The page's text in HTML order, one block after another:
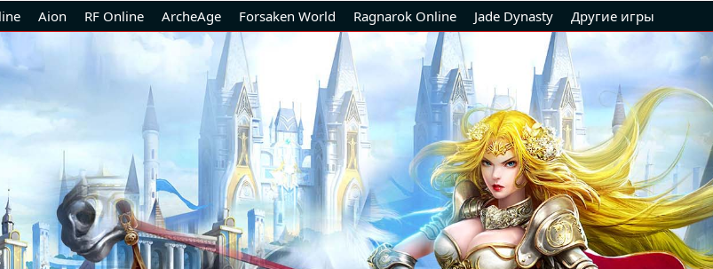
Aion RF Online ArcheAge Forsaken World Ragnarok Online Jade Dynasty Другие игры